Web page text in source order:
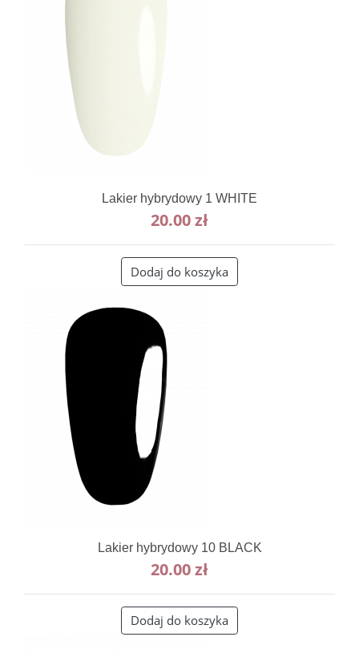
Lakier hybrydowy 1 WHITE
20.00zł
Dodaj do koszyka
Lakier hybrydowy 10 BLACK
20.00zł
Dodaj do koszyka